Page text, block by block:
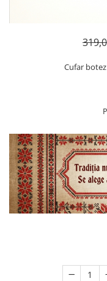
Incaltaminte
Cufar